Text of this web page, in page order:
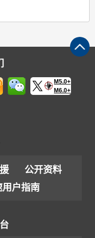
M5.0+
M6.0+
公开资料
用户指南